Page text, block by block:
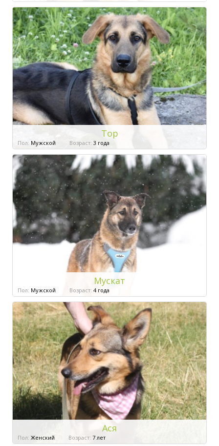
Тор
Пол: Мужской Возраст: 3 года
Мускат
Пол: Мужской Возраст: 4 года
Ася
Пол: Женский Возраст: 7 лет